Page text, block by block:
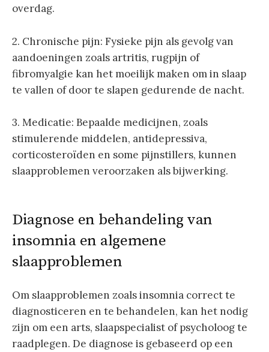
overdag.
2. Chronische pijn: Fysieke pijn als gevolg van
aandoeningen zoals artritis, rugpijn of
fibromyalgie kan het moeilijk maken om in slaap
te vallen of door te slapen gedurende de nacht.
3. Medicatie: Bepaalde medicijnen, zoals
stimulerende middelen, antidepressiva,
corticosteroïden en some pijnstillers, kunnen
slaapproblemen veroorzaken als bijwerking.
Diagnose en behandeling van
insomnia en algemene
slaapproblemen
Om slaapproblemen zoals insomnia correct te
diagnosticeren en te behandelen, kan het nodig
zijn om een arts, slaapspecialist of psycholoog te
raadplegen. De diagnose is gebaseerd op een